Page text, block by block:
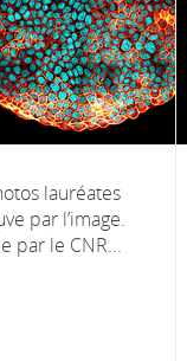
lauréates
par l’image.
par le CNR...